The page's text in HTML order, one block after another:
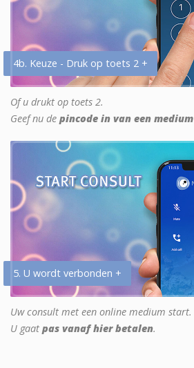
4b. Keuze - Druk op toets 2 +
Of u drukt op toets 2.
Geef nu de pincode in van een medium
5. U wordt verbonden +
Uw consult met een online medium start.
U gaat pas vanaf hier betalen.